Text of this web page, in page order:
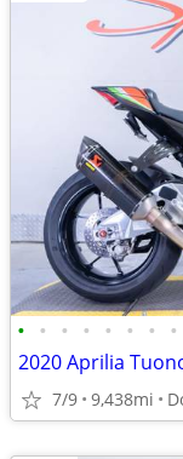
• • • • • • • •
2020 Aprilia
7/9 9,438mi